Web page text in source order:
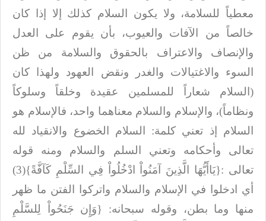
معطياً للسلامة، ولا يكون السلام كذلك إلا إذا كان
خالصاً من الآفات والعيوب، بأن يقوم على العدل
والإنصاف والاعتراف
بالحقوق والسلامة من ظن
السوء والاغتيالات والغدر ونقض العهود ولهذا كان
(السلام
شعاراً للمسلمين عقيدة وخلقاً وسلوكاً
ونظاماً)، والإسلام والسلام معناهما واحد، فالإسلام هو
السلام إذ تعني كلمة: السلام الخضوع والانقياد لله
تعالى وأحكامه وتعني
السلم والسلام ومنه قوله
تعالى :
{يَاأَيُّهَا الَّذِينَ آمَنُواْ ادْخُلُواْ فِي السِّلْمِ كَآفَّةً}(3)
أي ادخلوا في الإسلام والسلام واتركوا الفتن ما ظهر
منها
وما بطن، وقوله سبحانه: {وَإِن جَنَحُواْ لِلسَّلْمِ